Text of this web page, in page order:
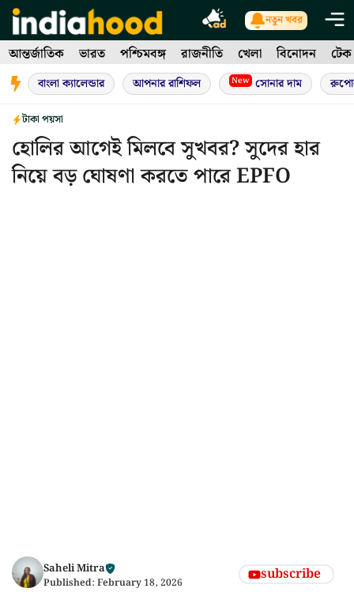
Skip
to
content
নতুন খবর
আন্তর্জাতিক ভারত পশ্চিমবঙ্গ রাজনীতি খেলা বিনোদন টেক
বাংলা ক্যালেন্ডার আপনার রাশিফল New সোনার দাম
টাকা পয়সা
হোলির আগেই মিলবে সুখবর? সুদের হার
নিয়ে বড় ঘোষণা করতে পারে EPFO
Saheli Mitra
Published: February 18, 2026 subscribe